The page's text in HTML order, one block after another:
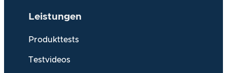
Leistungen
Produkttests
Testvideos